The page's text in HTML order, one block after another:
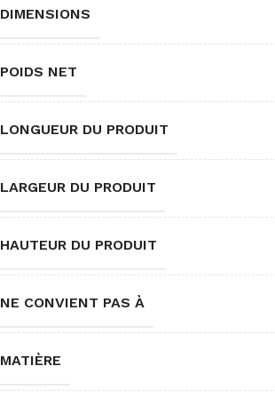
DIMENSIONS
POIDS NET
LONGUEUR DU PRODUIT
LARGEUR DU PRODUIT
HAUTEUR DU PRODUIT
NE CONVIENT PAS À
MATIÈRE